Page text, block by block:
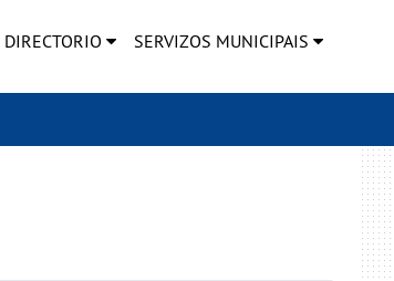
DIRECTORIO SERVIZOS MUNICIPAIS